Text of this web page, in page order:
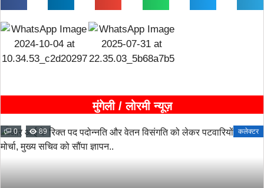
मुंगेली / लोरमी न्यूज़
0 89 कलेक्टर